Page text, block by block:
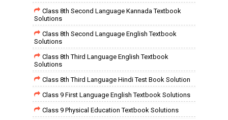
Class 8th Second Language Kannada Textbook
Solutions
Class 8th Second Language English Textbook
Solutions
Class 8th Third Language English Textbook
Solutions
Class 8th Third Language Hindi Test Book Solution
Class 9 First Language English Textbook Solutions
Class 9 Physical Education Textbook Solutions